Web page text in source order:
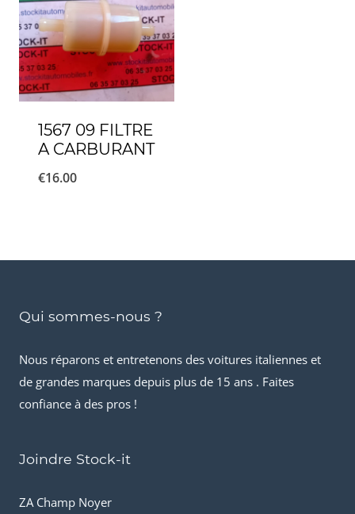
1567 09 FILTRE
A CARBURANT
€16.00
Qui sommes-nous ?
Nous réparons et entretenons des voitures italiennes et
de grandes marques depuis plus de 15 ans . Faites
confiance à des pros !
Joindre Stock-it
ZA Champ Noyer